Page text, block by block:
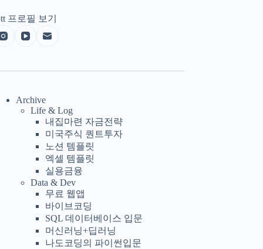
프로필 보기
Archive
Life & Log
내집마련 자금전략
미국주식 퀀트투자
노션 템플릿
엑셀 템플릿
실용금융
Data & Dev
무료 웹앱
바이브코딩
SQL 데이터베이스 입문
머신러닝+딥러닝
나도코딩의 파이썬입문